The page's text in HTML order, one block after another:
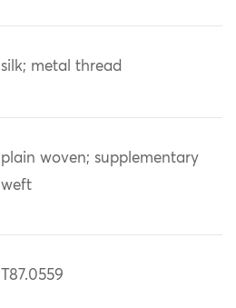
silk; metal thread
plain woven; supplementary
weft
T87.0559